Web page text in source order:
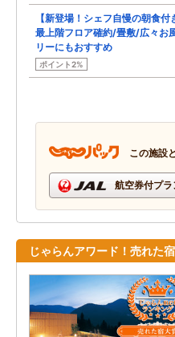
【新登場！シェフ自慢の朝食付
最上階フロア確約/畳敷/広々お
リーにもおすすめ
ポイント2%
この施設
航空券付プ
じゃらんアワード！売れた